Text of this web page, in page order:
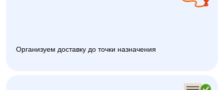
Организуем доставку до точки назначения